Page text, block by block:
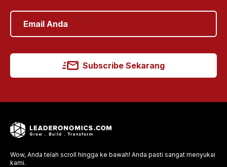
Subscribe Sekarang
Wow, Anda telah scroll hingga ke bawah! Anda pasti sangat menyukai
kami.